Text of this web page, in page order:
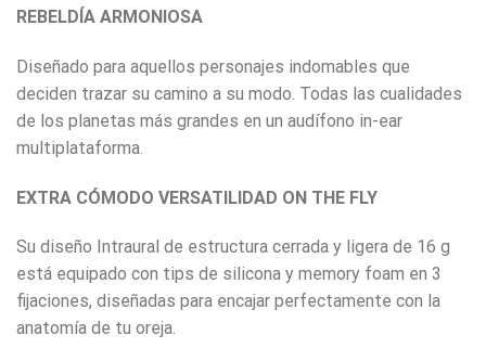
REBELDÍA ARMONIOSA
Diseñado para aquellos personajes indomables que
deciden trazar su camino a su modo. Todas las cualidades
de los planetas más grandes en un audífono in-ear
multiplataforma.
EXTRA CÓMODO VERSATILIDAD ON THE FLY
Su diseño Intraural de estructura cerrada y ligera de 16 g
está equipado con tips de silicona y memory foam en 3
fijaciones, diseñadas para encajar perfectamente con la
anatomía de tu oreja.